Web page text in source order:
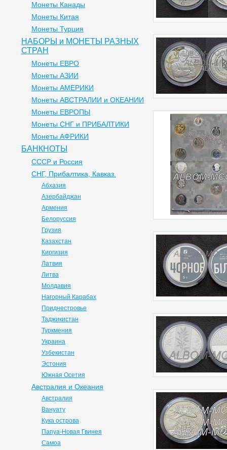
Монеты Канады
Монеты Китая
Монеты Турция
НАБОРЫ и МОНЕТЫ РАЗНЫХ
СТРАН
Монеты ЕВРО
Монеты АЗИИ
Монеты АМЕРИКИ
Монеты АВСТРАЛИИ и ОКЕАНИИ
Монеты ЕВРОПЫ
Монеты СНГ и ПРИБАЛТИКИ
Монеты АФРИКИ
БАНКНОТЫ
СССР и Россия
СНГ, Прибалтика, Кавказ.
Абхазия
Азербайджан
Армения
Белоруссия
Грузия
Казахстан
Киргизия
Латвия
Литва
Молдавия
Нагорный Карабах
Приднестровье
Таджикистан
Туркмения
Украина
Узбекистан
Эстония
Южная Осетия
Австралия и Океания
Австралия
Вануату
Кука острова
Папуа-Новая Гвинея
Самоа